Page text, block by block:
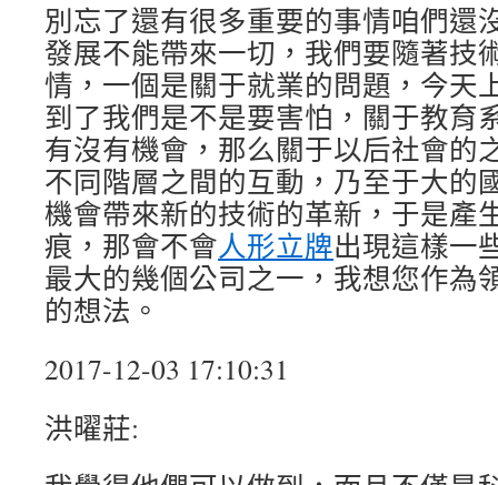
別忘了還有很多重要的事情咱們還
發展不能帶來一切，我們要隨著技
情，一個是關于就業的問題，今天
到了我們是不是要害怕，關于教育
有沒有機會，那么關于以后社會的
不同階層之間的互動，乃至于大的
機會帶來新的技術的革新，于是產
痕，那會不會人形立牌出現這樣一
最大的幾個公司之一，我想您作為
的想法。
2017-12-03 17:10:31
洪曜莊: